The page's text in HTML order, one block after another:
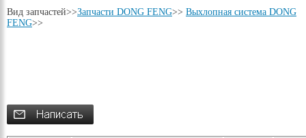
Вид запчастей>>Запчасти DONG FENG>> Выхлопная система DONG
FENG>>